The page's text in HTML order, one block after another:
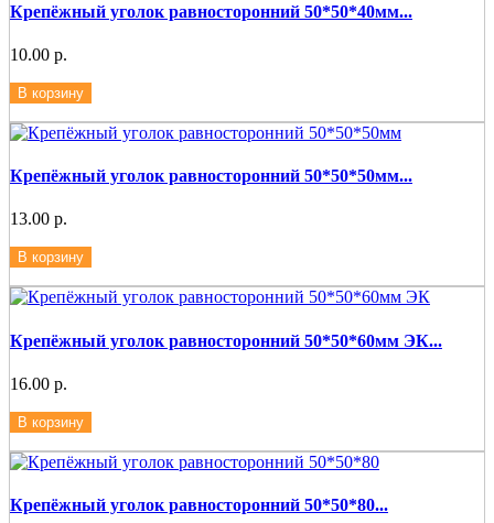
Крепёжный уголок равносторонний 50*50*40мм...
10.00 р.
В корзину
Крепёжный уголок равносторонний 50*50*50мм...
13.00 р.
В корзину
Крепёжный уголок равносторонний 50*50*60мм ЭК...
16.00 р.
В корзину
Крепёжный уголок равносторонний 50*50*80...